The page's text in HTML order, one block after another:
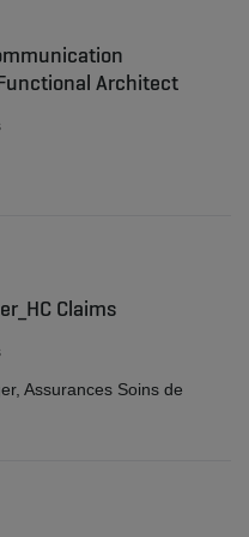
Architect
Claims
Assurances Soins de